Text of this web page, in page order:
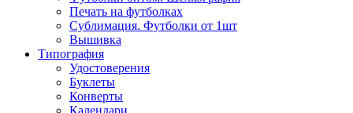
Печать на футболках
Сублимация. Футболки от 1шт
Вышивка
Типография
Удостоверения
Буклеты
Конверты
Календари